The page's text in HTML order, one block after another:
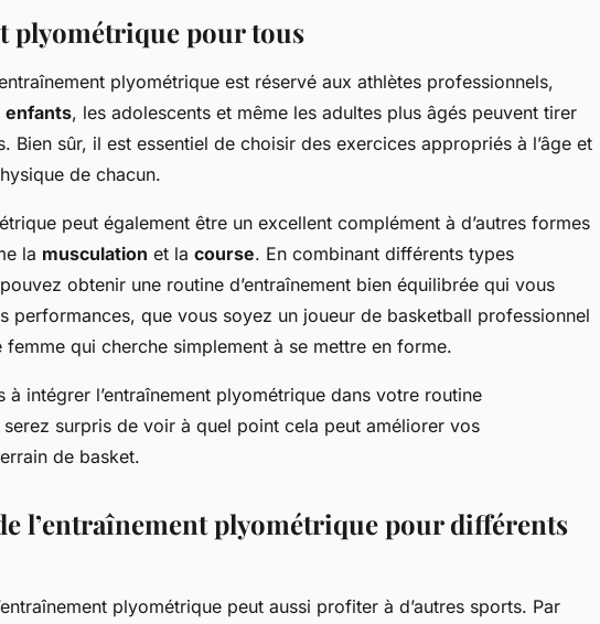
plyométrique pour tous
plyométrique est réservé aux athlètes professionnels,
enfants, les adolescents et même les adultes plus âgés peuvent tirer
Bien sûr, il est essentiel de choisir des exercices appropriés à l’âge et
de chacun.
peut également être un excellent complément à d’autres formes
la musculation et la course. En combinant différents types
obtenir une routine d’entraînement bien équilibrée qui vous
performances, que vous soyez un joueur de basketball professionnel
femme qui cherche simplement à se mettre en forme.
à intégrer l’entraînement plyométrique dans votre routine
serez surpris de voir à quel point cela peut améliorer vos
de basket.
l’entraînement plyométrique pour différents
plyométrique peut aussi profiter à d’autres sports. Par